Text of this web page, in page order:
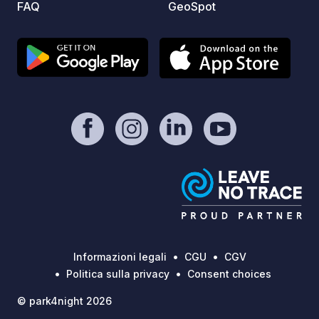
servizi igienici.
dolci
5
FAQ
GeoSpot
Informazioni legali CGU
CGV
Politica sulla privacy
Consent choices
© park4night 2026